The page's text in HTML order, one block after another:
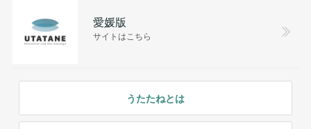
愛媛版
サイトはこちら
うたたねとは